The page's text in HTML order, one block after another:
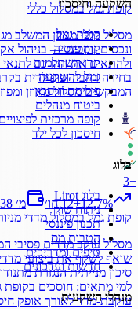
קופת גמלבמסלול כללי
מסלול כללי מאוזן המשלב
ונכסים נוספים — בניהול
ולהתאים את ההרכב לתנאי
בחירה רחבה ופופולרית
המבקשים מסלול מאוזן
+
3
+12.7% 12 חו׳ ₪12,538 מ׳
קופת גמלבמסלולמדדי
מסלול עוקב מדדים פסיבי
שואף לשקף את ביצועי
סיכון מנייתית הנגזרת
למי מתאים: חוסכים בקופת
עוקבת-מדד לאורך אופק
השקעה וחיסכון
קופת גמל
קרן פנסיה
קרן השתלמות
גמל להשקעה
פוליסת חיסכון
ביטוח מנהלים
קופה מרכזית לפיצויים
חיסכון לכל ילד
בלוג
בלוג Lirot
ניתוח שוק
תכנון פיננסי
הטבות מס
טיפים ומדריכים
חדשות ועדכונים
מנהלי השקעות